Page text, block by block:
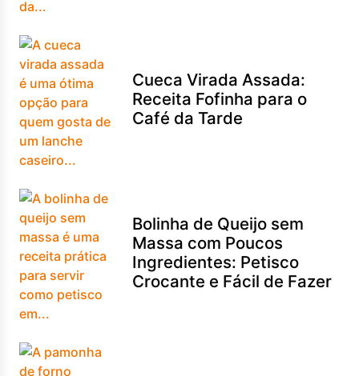
Cueca Virada Assada:
Receita Fofinha para o
Café da Tarde
Bolinha de Queijo sem
Massa com Poucos
Ingredientes: Petisco
Crocante e Fácil de Fazer